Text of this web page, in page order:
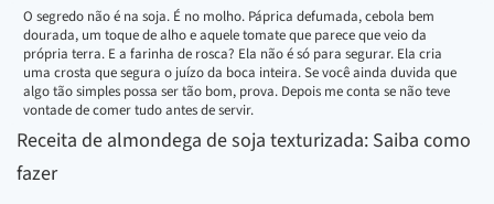
O segredo não é na soja. É no molho. Páprica defumada, cebola bem
dourada, um toque de alho e aquele tomate que parece que veio da
própria terra. E a farinha de rosca? Ela não é só para segurar. Ela cria
uma crosta que segura o juízo da boca inteira. Se você ainda duvida que
algo tão simples possa ser tão bom, prova. Depois me conta se não teve
vontade de comer tudo antes de servir.
Receita de almondega de soja texturizada: Saiba como
fazer